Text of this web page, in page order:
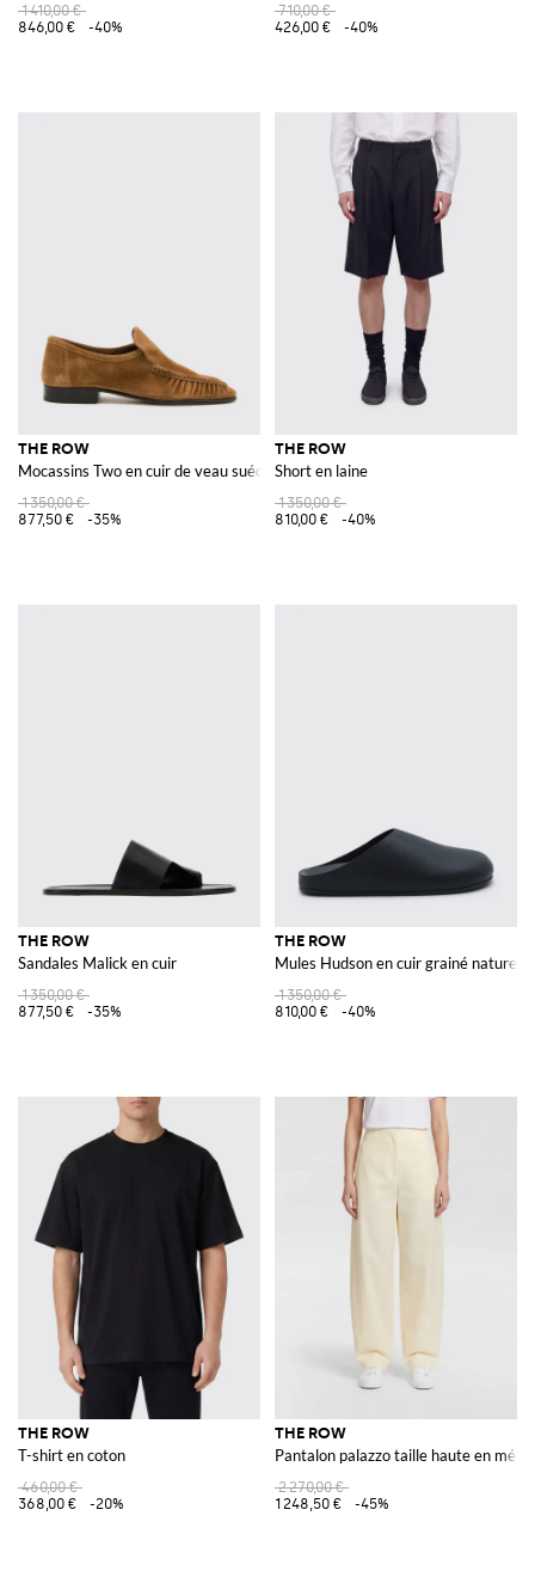
1 410,00 €
846,00 €
-40%
710,00 €
426,00 €
-40%
THE ROW
Mocassins Two en cuir de veau suédé à bout rond
1 350,00 €
877,50 €
-35%
THE ROW
Short en laine
1 350,00 €
810,00 €
-40%
THE ROW
Sandales Malick en cuir
1 350,00 €
877,50 €
-35%
THE ROW
Mules Hudson en cuir grainé naturel
1 350,00 €
810,00 €
-40%
THE ROW
T-shirt en coton
460,00 €
368,00 €
-20%
THE ROW
Pantalon palazzo taille haute en
2 270,00 €
1 248,50 €
-45%